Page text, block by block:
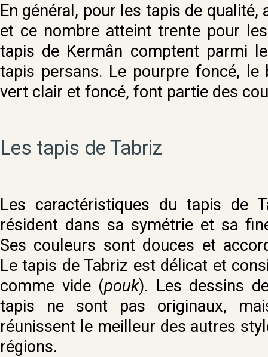
En général, pour les tapis de
et ce nombre atteint trente pour
tapis de Kermân comptent parmi
tapis persans. Le pourpre foncé,
vert clair et foncé, font partie des
Les tapis de Tabriz
Les caractéristiques du tapis de
résident dans sa symétrie et sa
Ses couleurs sont douces et
Le tapis de Tabriz est délicat et
comme vide (pouk). Les dessins
tapis ne sont pas originaux,
réunissent le meilleur des autres
régions.